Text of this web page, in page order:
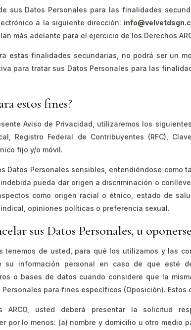
sus Datos Personales para las finalidades
a la siguiente dirección:
más adelante para el ejercicio de los Derechos
estas finalidades secundarias, no podrá ser un
para tratar sus Datos Personales para las
estos fines?
Aviso de Privacidad, utilizaremos los
Registro Federal de Contribuyentes (RFC),
fijo y/o móvil.
Datos Personales sensibles, entendiéndose
pueda dar origen a discriminación o
como origen racial o étnico, estado de
opiniones políticas o preferencia sexual.
sus Datos Personales, u
tenemos de usted, para qué los utilizamos y las
información personal en caso de que esté
o bases de datos cuando considere que la
para fines específicos (Oposición). Estos
usted deberá presentar la solicitud
por lo menos: (a) nombre y domicilio u otro medio